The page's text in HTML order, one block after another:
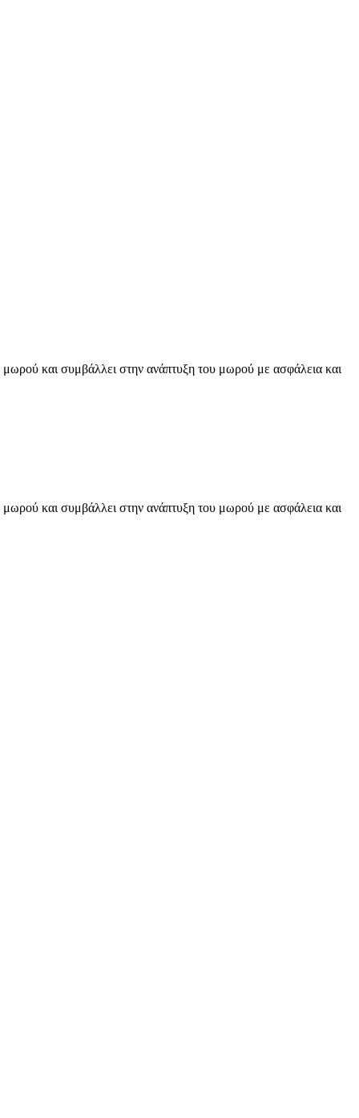
και συμβάλλει στην ανάπτυξη του μωρού με ασφάλεια και
και συμβάλλει στην ανάπτυξη του μωρού με ασφάλεια και